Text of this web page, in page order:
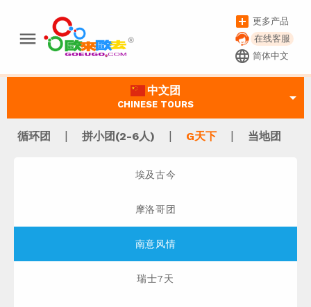
menu
add_box 更多产品
在线客服
language 简体中文
中文团
CHINESE TOURS arrow_drop_down
循环团 | 拼小团(2-6人) | G天下 | 当地团
埃及古今
摩洛哥团
南意风情
瑞士7天